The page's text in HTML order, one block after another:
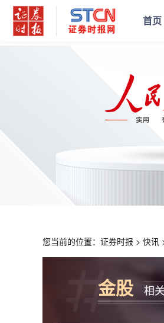
首页
您当前的位置： 证券时报 > 快讯
金股 相